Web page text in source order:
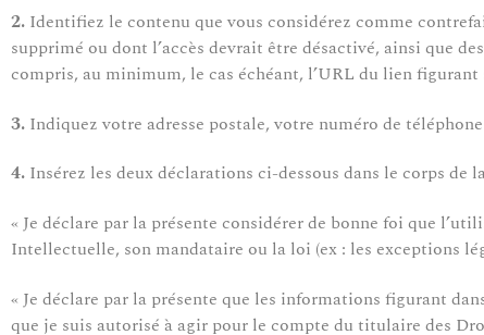
2. Identifiez le contenu que vous considérez comme
supprimé ou dont l’accès devrait être désactivé, ainsi que
compris, au minimum, le cas échéant, l’URL du lien
3. Indiquez votre adresse postale, votre numéro de
4. Insérez les deux déclarations ci-dessous dans le corps de
« Je déclare par la présente considérer de bonne foi que
Intellectuelle, son mandataire ou la loi (ex : les exceptions
« Je déclare par la présente que les informations figurant
que je suis autorisé à agir pour le compte du titulaire des